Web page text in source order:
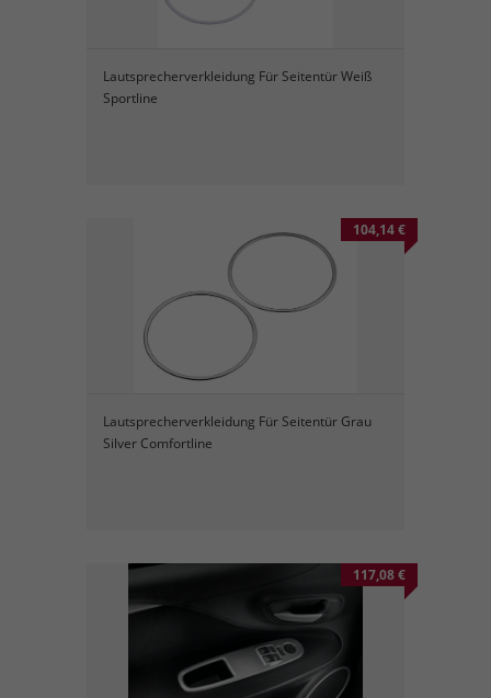
Lautsprecherverkleidung Für Seitentür Weiß
Sportline
104,14 €
Lautsprecherverkleidung Für Seitentür Grau
Silver Comfortline
117,08 €